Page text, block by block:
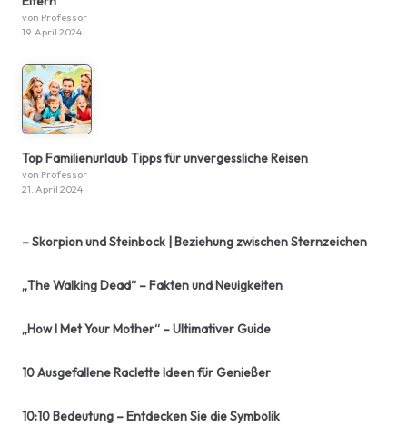
von Professor
19. April 2024
Top Familienurlaub Tipps für unvergessliche Reisen
von Professor
21. April 2024
– Skorpion und Steinbock | Beziehung zwischen Sternzeichen
„The Walking Dead“ – Fakten und Neuigkeiten
„How I Met Your Mother“ – Ultimativer Guide
10 Ausgefallene Raclette Ideen für Genießer
10:10 Bedeutung – Entdecken Sie die Symbolik